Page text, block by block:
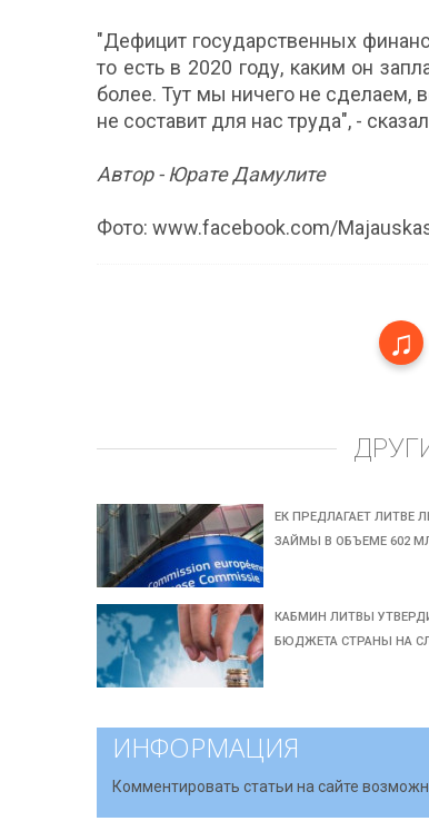
"Дефицит государственных
то есть в 2020 году, каким он
более. Тут мы ничего не сделаем,
не составит для нас труда", -
Автор - Юрате Дамулите
Фото: www.facebook.com/
ЕК ПРЕДЛАГАЕТ ЛИТВЕ
ЗАЙМЫ В ОБЪЕМЕ 602
КАБМИН ЛИТВЫ
БЮДЖЕТА СТРАНЫ НА
ИНФОРМАЦИЯ
Комментировать статьи на сайте